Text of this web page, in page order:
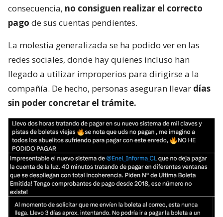
consecuencia, no consiguen realizar el correcto
pago de sus cuentas pendientes.
La molestia generalizada se ha podido ver en las
redes sociales, donde hay quienes incluso han
llegado a utilizar improperios para dirigirse a la
compañía. De hecho, personas aseguran llevar días
sin poder concretar el trámite.